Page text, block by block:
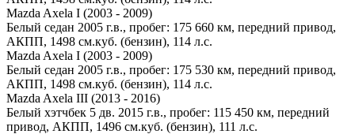
Mazda Axela I (2003 - 2009)
Белый седан 2005 г.в., пробег: 175 660 км, передний привод,
АКПП, 1498 см.куб. (бензин), 114 л.с.
Mazda Axela I (2003 - 2009)
Белый седан 2005 г.в., пробег: 175 530 км, передний привод,
АКПП, 1498 см.куб. (бензин), 114 л.с.
Mazda Axela III (2013 - 2016)
Белый хэтчбек 5 дв. 2015 г.в., пробег: 115 450 км, передний
привод, АКПП, 1496 см.куб. (бензин), 111 л.с.